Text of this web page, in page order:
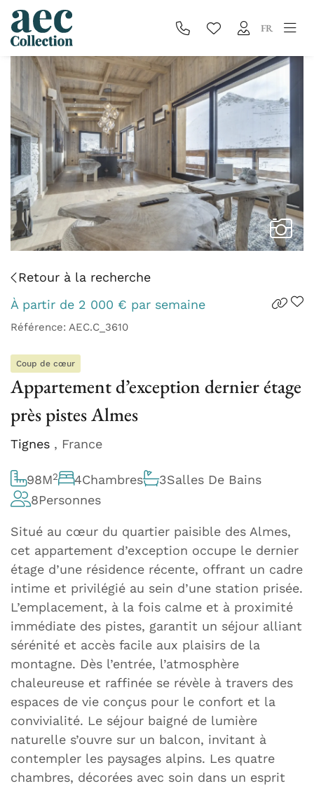
FR
Retour à la recherche
À partir de 2 000 € par semaine
Référence: AEC.C_3610
Coup de cœur
Appartement d’exception dernier étage
près pistes Almes
Tignes , France
98M2 4Chambres 3Salles De Bains
8Personnes
Situé au cœur du quartier paisible des Almes,
cet appartement d’exception occupe le dernier
étage d’une résidence récente, offrant un cadre
intime et privilégié au sein d’une station prisée.
L’emplacement, à la fois calme et à proximité
immédiate des pistes, garantit un séjour alliant
sérénité et accès facile aux plaisirs de la
montagne. Dès l’entrée, l’atmosphère
chaleureuse et raffinée se révèle à travers des
espaces de vie conçus pour le confort et la
convivialité. Le séjour baigné de lumière
naturelle s’ouvre sur un balcon, invitant à
contempler les paysages alpins. Les quatre
chambres, décorées avec soin dans un esprit